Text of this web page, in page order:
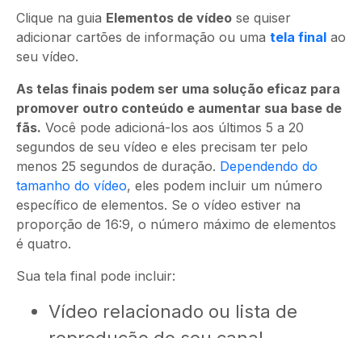
Clique na guia Elementos de vídeo se quiser
adicionar cartões de informação ou uma tela final ao
seu vídeo.
As telas finais podem ser uma solução eficaz para
promover outro conteúdo e aumentar sua base de
fãs. Você pode adicioná-los aos últimos 5 a 20
segundos de seu vídeo e eles precisam ter pelo
menos 25 segundos de duração. Dependendo do
tamanho do vídeo, eles podem incluir um número
específico de elementos. Se o vídeo estiver na
proporção de 16:9, o número máximo de elementos
é quatro.
Sua tela final pode incluir:
Vídeo relacionado ou lista de